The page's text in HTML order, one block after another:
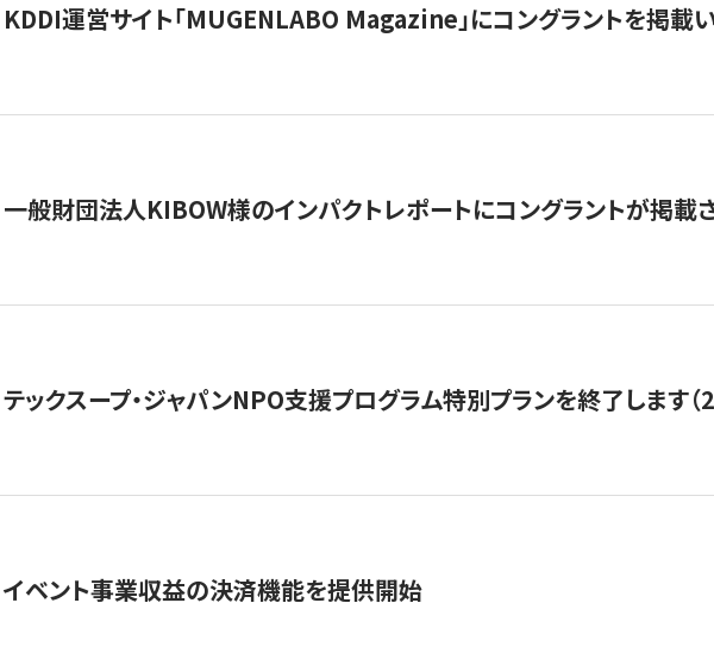
KDDI運営サイト「MUGENLABO Magazine」にコングラントを掲載
一般財団法人KIBOW様のインパクトレポートにコングラントが掲載
テックスープ・ジャパンNPO支援プログラム特別プランを終了します
イベント事業収益の決済機能を提供開始